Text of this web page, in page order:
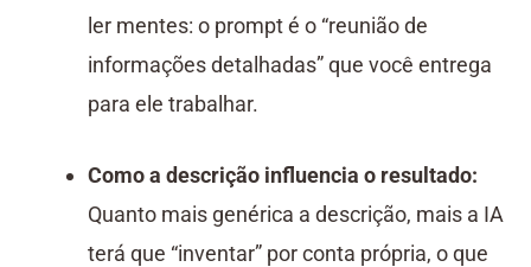
ler mentes: o prompt é o “reunião de
informações detalhadas” que você entrega
para ele trabalhar.
Como a descrição influencia o resultado:
Quanto mais genérica a descrição, mais a IA
terá que “inventar” por conta própria, o que